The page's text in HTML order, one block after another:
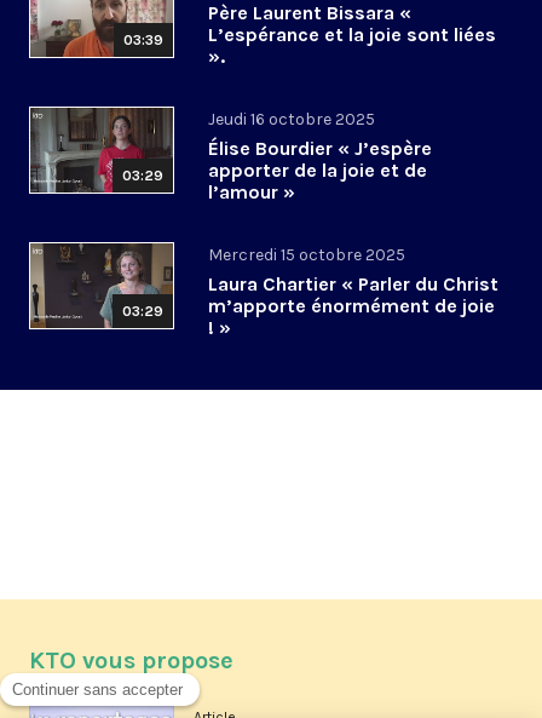
03:39
Père Laurent Bissara «
L’espérance et la joie sont liées
».
03:29
Jeudi 16 octobre 2025
Élise Bourdier « J’espère
apporter de la joie et de
l’amour »
03:29
Mercredi 15 octobre 2025
Laura Chartier « Parler du Christ
m’apporte énormément de joie
! »
KTO vous propose